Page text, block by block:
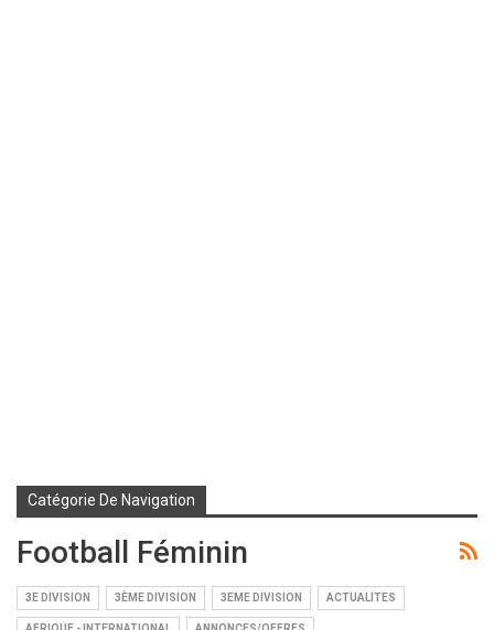
Catégorie De Navigation
Football Féminin
3E DIVISION 3ÈME DIVISION 3EME DIVISION ACTUALITES